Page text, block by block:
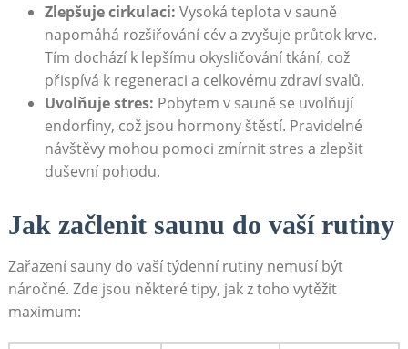
Zlepšuje cirkulaci: Vysoká teplota v sauně
napomáhá rozšiřování cév a zvyšuje průtok krve.
Tím dochází k lepšímu okysličování tkání, což
přispívá k regeneraci a celkovému zdraví svalů.
Uvolňuje stres: Pobytem v sauně se uvolňují
endorfiny, což jsou hormony štěstí. Pravidelné
návštěvy mohou pomoci zmírnit stres a zlepšit
duševní pohodu.
Jak začlenit saunu do vaší rutiny
Zařazení sauny do vaší týdenní rutiny nemusí být
náročné. Zde jsou některé tipy, jak z toho vytěžit
maximum: